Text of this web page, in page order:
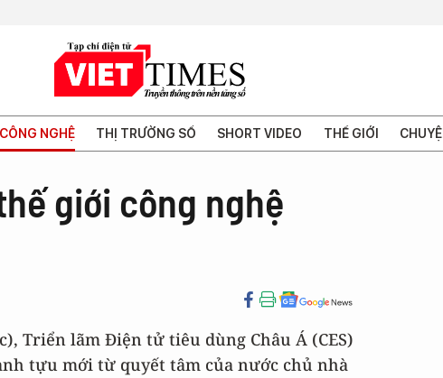
NGHỆ THỊ TRƯỜNG SỐ SHORT VIDEO THẾ GIỚI
giới công nghệ
Triển lãm Điện tử tiêu dùng Châu Á (CES)
tựu mới từ quyết tâm của nước chủ nhà